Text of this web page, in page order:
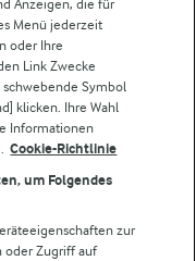
Anzeigen, die für
Menü jederzeit
oder Ihre
Link Zwecke
Symbol
klicken. Ihre Wahl
Informationen
Cookie-Richtlinie
um Folgendes
zur
oder Zugriff auf